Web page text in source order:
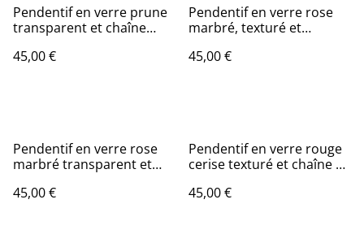
Pendentif en verre prune
transparent et chaîne
45,00 €
Pendentif en verre rose
marbré, texturé et
couleur argent.
45,00 €
Pendentif en verre rose
marbré transparent et
45,00 €
Pendentif en verre rouge
cerise texturé et chaîne en
45,00 €